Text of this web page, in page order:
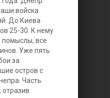
войска
До Киева
25-30. К нему
помыслы, все
Уже пять
за
остров с
Часть
отразив